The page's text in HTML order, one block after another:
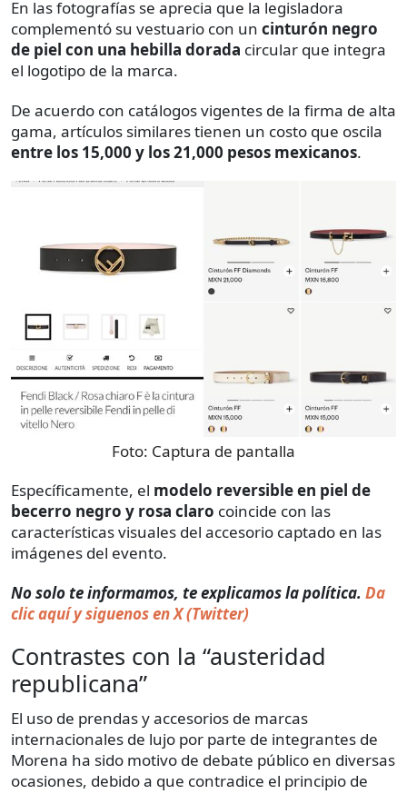
En las fotografías se aprecia que la legisladora
complementó su vestuario con un cinturón negro
de piel con una hebilla dorada circular que integra
el logotipo de la marca.
De acuerdo con catálogos vigentes de la firma de alta
gama, artículos similares tienen un costo que oscila
entre los 15,000 y los 21,000 pesos mexicanos.
Foto: Captura de pantalla
Específicamente, el modelo reversible en piel de
becerro negro y rosa claro coincide con las
características visuales del accesorio captado en las
imágenes del evento.
No solo te informamos, te explicamos la política. Da
clic aquí y siguenos en X (Twitter)
Contrastes con la “austeridad
republicana”
El uso de prendas y accesorios de marcas
internacionales de lujo por parte de integrantes de
Morena ha sido motivo de debate público en diversas
ocasiones, debido a que contradice el principio de